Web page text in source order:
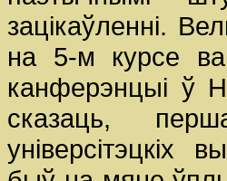
зацікаўленні.
на 5-м курсе ва
канферэнцыі ў
сказаць,
універсітэцкіх